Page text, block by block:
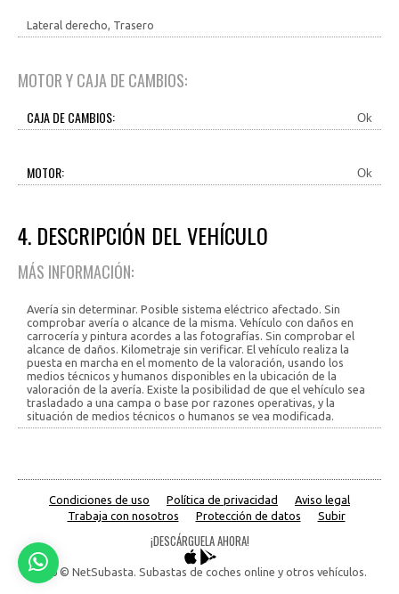
Lateral derecho, Trasero
MOTOR Y CAJA DE CAMBIOS:
CAJA DE CAMBIOS: Ok
MOTOR: Ok
4. DESCRIPCIÓN DEL VEHÍCULO
MÁS INFORMACIÓN:
Avería sin determinar. Posible sistema eléctrico afectado. Sin
comprobar avería o alcance de la misma. Vehículo con daños en
carrocería y pintura acordes a las fotografías. Sin comprobar el
alcance de daños. Kilometraje sin verificar. El vehículo realiza la
puesta en marcha en el momento de la valoración, usando los
medios técnicos y humanos disponibles en la ubicación de la
valoración de la avería. Existe la posibilidad de que el vehículo sea
trasladado a una campa o base por razones operativas, y la
situación de medios técnicos o humanos se vea modificada.
Condiciones de uso Política de privacidad
Aviso legal
Trabaja con nosotros
Protección de datos Subir
¡DESCÁRGUELA AHORA!
2026 © NetSubasta. Subastas de coches online y otros vehículos.